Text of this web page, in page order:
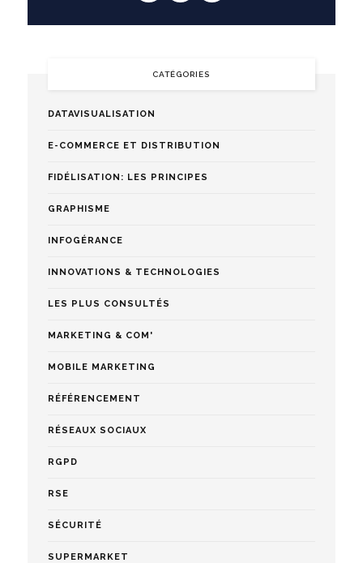
CATÉGORIES
DATAVISUALISATION
E-COMMERCE ET DISTRIBUTION
FIDÉLISATION: LES PRINCIPES
GRAPHISME
INFOGÉRANCE
INNOVATIONS & TECHNOLOGIES
LES PLUS CONSULTÉS
MARKETING & COM'
MOBILE MARKETING
RÉFÉRENCEMENT
RÉSEAUX SOCIAUX
RGPD
RSE
SÉCURITÉ
SUPERMARKET